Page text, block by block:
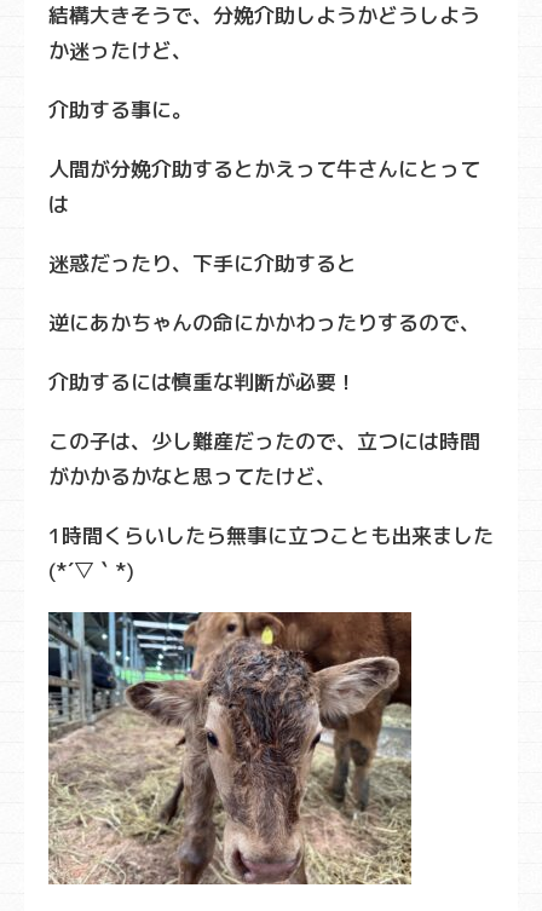
結構大きそうで、分娩介助しようかどうしよう
か迷ったけど、
介助する事に。
人間が分娩介助するとかえって牛さんにとって
は
迷惑だったり、下手に介助すると
逆にあかちゃんの命にかかわったりするので、
介助するには慎重な判断が必要！
この子は、少し難産だったので、立つには時間
がかかるかなと思ってたけど、
1時間くらいしたら無事に立つことも出来ました
(*´▽｀*)